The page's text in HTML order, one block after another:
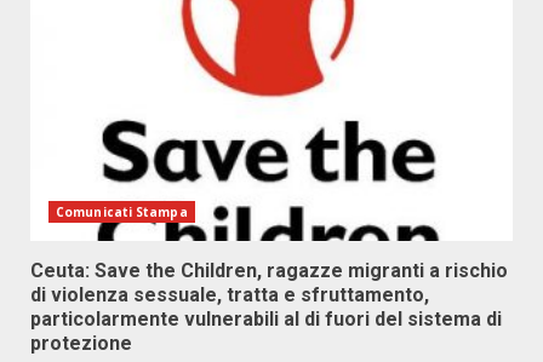
Comunicati Stampa
Ceuta: Save the Children, ragazze migranti a rischio
di violenza sessuale, tratta e sfruttamento,
particolarmente vulnerabili al di fuori del sistema di
protezione